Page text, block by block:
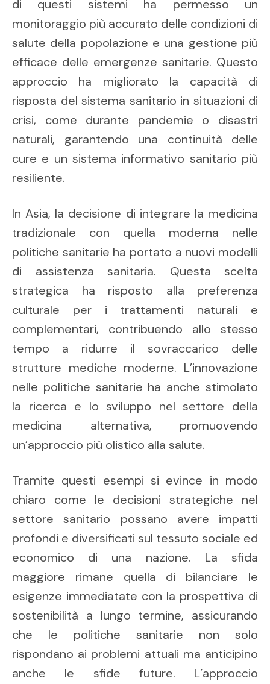
di questi sistemi ha permesso un
monitoraggio più accurato delle condizioni di
salute della popolazione e una gestione più
efficace delle emergenze sanitarie. Questo
approccio ha migliorato la capacità di
risposta del sistema sanitario in situazioni di
crisi, come durante pandemie o disastri
naturali, garantendo una continuità delle
cure e un sistema informativo sanitario più
resiliente.
In Asia, la decisione di integrare la medicina
tradizionale con quella moderna nelle
politiche sanitarie ha portato a nuovi modelli
di assistenza sanitaria. Questa scelta
strategica ha risposto alla preferenza
culturale per i trattamenti naturali e
complementari, contribuendo allo stesso
tempo a ridurre il sovraccarico delle
strutture mediche moderne. L’innovazione
nelle politiche sanitarie ha anche stimolato
la ricerca e lo sviluppo nel settore della
medicina alternativa, promuovendo
un’approccio più olistico alla salute.
Tramite questi esempi si evince in modo
chiaro come le decisioni strategiche nel
settore sanitario possano avere impatti
profondi e diversificati sul tessuto sociale ed
economico di una nazione. La sfida
maggiore rimane quella di bilanciare le
esigenze immediatate con la prospettiva di
sostenibilità a lungo termine, assicurando
che le politiche sanitarie non solo
rispondano ai problemi attuali ma anticipino
anche le sfide future. L’approccio